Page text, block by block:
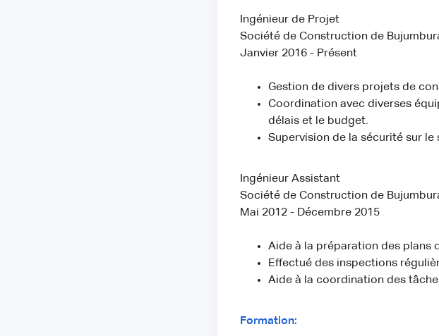
Ingénieur de Projet
Société de Construction de
Janvier 2016 - Présent
Gestion de divers projets de
Coordination avec diverses
délais et le budget.
Supervision de la sécurité sur
Ingénieur Assistant
Société de Construction de
Mai 2012 - Décembre 2015
Aide à la préparation des plans
Effectué des inspections
Aide à la coordination des
Formation: